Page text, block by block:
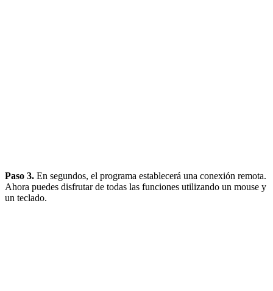
Paso 3. En segundos, el programa establecerá una conexión remota.
Ahora puedes disfrutar de todas las funciones utilizando un mouse y
un teclado.